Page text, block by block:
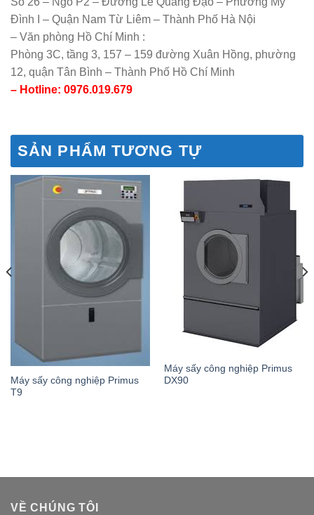
Đình I – Quận Nam Từ Liêm – Thành Phố Hà Nội
– Văn phòng Hồ Chí Minh :
Phòng 3C, tầng 3, 157 – 159 đường Xuân Hồng, phường
12, quận Tân Bình – Thành Phố Hồ Chí Minh
– Hotline: 0976.019.679
SẢN PHẨM TƯƠNG TỰ
Máy sấy công nghiệp Primus
T9
Máy sấy công nghiệp Primus
DX90
VỀ CHÚNG TÔI